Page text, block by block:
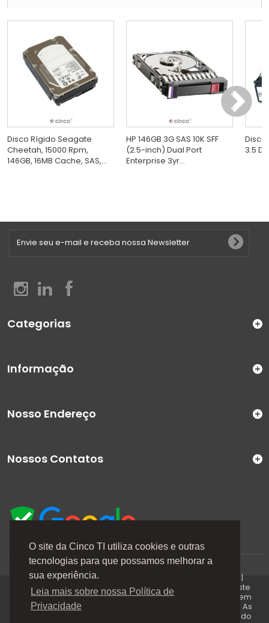
O site da Cinco TI utiliza cookies e outras
tecnologias para que possamos melhorar a
sua experiência.
Leia mais sobre nossa Política de
Privacidade
Disco Rígido Seagate
Cheetah, 15000 Rpm,
146GB, 16MB Cache, SAS,...
HP 146GB 3G SAS 10K SFF
(2.5-inch) Dual Port
Enterprise 3yr...
Disco
3.5
Categorias
Informação
A Cinco TI (5TI) é uma marca registrada de CINCO TI
COMERCIO E SERVICOS LTDA | CNPJ: 08.307.867/0001-04 |
Todos os direitos reservados. Os preços anunciados neste
site ou via e-mails promocionais podem ser alterados sem
prévio aviso. A 5TI não é responsável por erros descritos. As
fotos contidas nessa página são meramente ilustrativas do
Nosso Endereço
Nossos Contatos